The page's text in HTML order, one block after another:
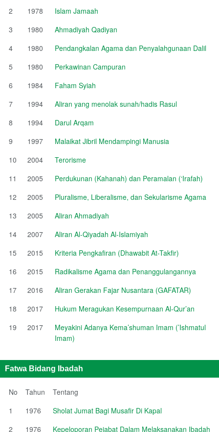
2
1978
Islam Jamaah
3
1980
Ahmadiyah Qadiyan
4
1980
Pendangkalan Agama dan Penyalahgunaan Dalil
5
1980
Perkawinan Campuran
6
1984
Faham Syiah
7
1994
Aliran yang menolak sunah/hadis Rasul
8
1994
Darul Arqam
9
1997
Malaikat Jibril Mendampingi Manusia
10
2004
Terorisme
11
2005
Perdukunan (Kahanah) dan Peramalan (‘Irafah)
12
2005
Pluralisme, Liberalisme, dan Sekularisme Agama
13
2005
Aliran Ahmadiyah
14
2007
Aliran Al-Qiyadah Al-Islamiyah
15
2015
Kriteria Pengkafiran (Dhawabit At-Takfir)
16
2015
Radikalisme Agama dan Penanggulangannya
17
2016
Aliran Gerakan Fajar Nusantara (GAFATAR)
18
2017
Hukum Meragukan Kesempurnaan Al-Qur’an
19
2017
Meyakini Adanya Kema’shuman Imam (’Ishmatul
Imam)
Fatwa Bidang Ibadah
No Tahun
Tentang
1
1976
Sholat Jumat Bagi Musafir Di Kapal
2
1976
Kepeloporan Pejabat Dalam Melaksanakan Ibadah